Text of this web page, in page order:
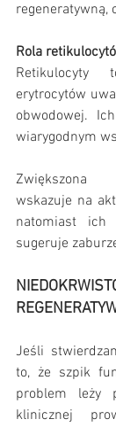
regeneratywną,
Rola
Retikulocyty
erytrocytów
obwodowej.
wiarygodnym
Zwiększona
wskazuje na
natomiast
sugeruje
Jeśli
to, że szpik
problem leży
klinicznej